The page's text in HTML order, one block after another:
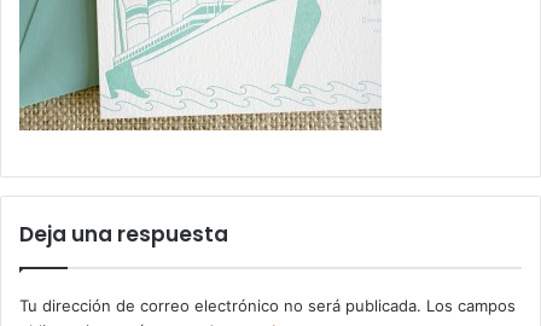
Deja una respuesta
Tu dirección de correo electrónico no será publicada. Los campos